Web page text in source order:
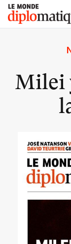
Skip
content
Le monde
Milei